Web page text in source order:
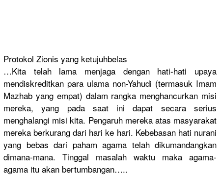
Protokol Zionis yang ketujuhbelas
…Kita telah lama menjaga dengan hati-hati upaya
mendiskreditkan para ulama non-Yahudi (termasuk Imam
Mazhab yang empat) dalam rangka menghancurkan misi
mereka, yang pada saat ini dapat secara serius
menghalangi misi kita. Pengaruh mereka atas masyarakat
mereka berkurang dari hari ke hari. Kebebasan hati nurani
yang bebas dari paham agama telah dikumandangkan
dimana-mana. Tinggal masalah waktu maka agama-
agama itu akan bertumbangan…..